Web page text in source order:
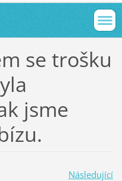
se trošku
jsme
Následující